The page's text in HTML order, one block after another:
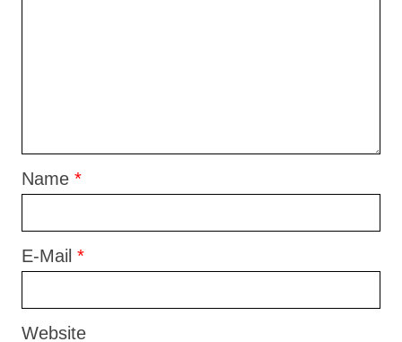
Name *
E-Mail *
Website